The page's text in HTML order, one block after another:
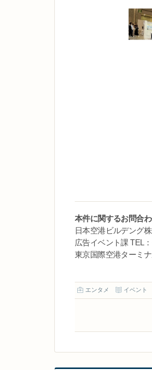
本件に関するお問合
日本空港ビルデング
広告イベント課 TEL
東京国際空港ターミ
エンタメ イベント